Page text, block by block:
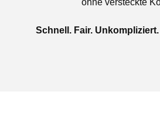
ohne versteckte
Schnell. Fair.